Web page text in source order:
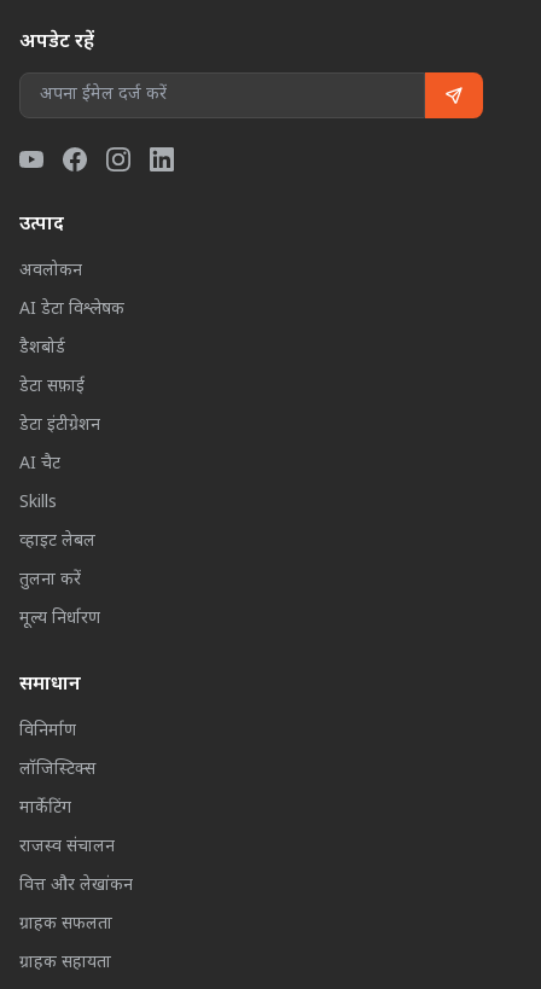
अपडेट रहें
उत्पाद
अवलोकन
AI डेटा विश्लेषक
डैशबोर्ड
डेटा सफ़ाई
डेटा इंटीग्रेशन
AI चैट
Skills
व्हाइट लेबल
तुलना करें
मूल्य निर्धारण
समाधान
विनिर्माण
लॉजिस्टिक्स
मार्केटिंग
राजस्व संचालन
वित्त और लेखांकन
ग्राहक सफलता
ग्राहक सहायता